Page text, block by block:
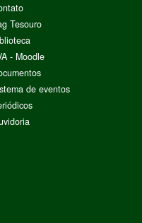
Tesouro
- Moodle
de eventos